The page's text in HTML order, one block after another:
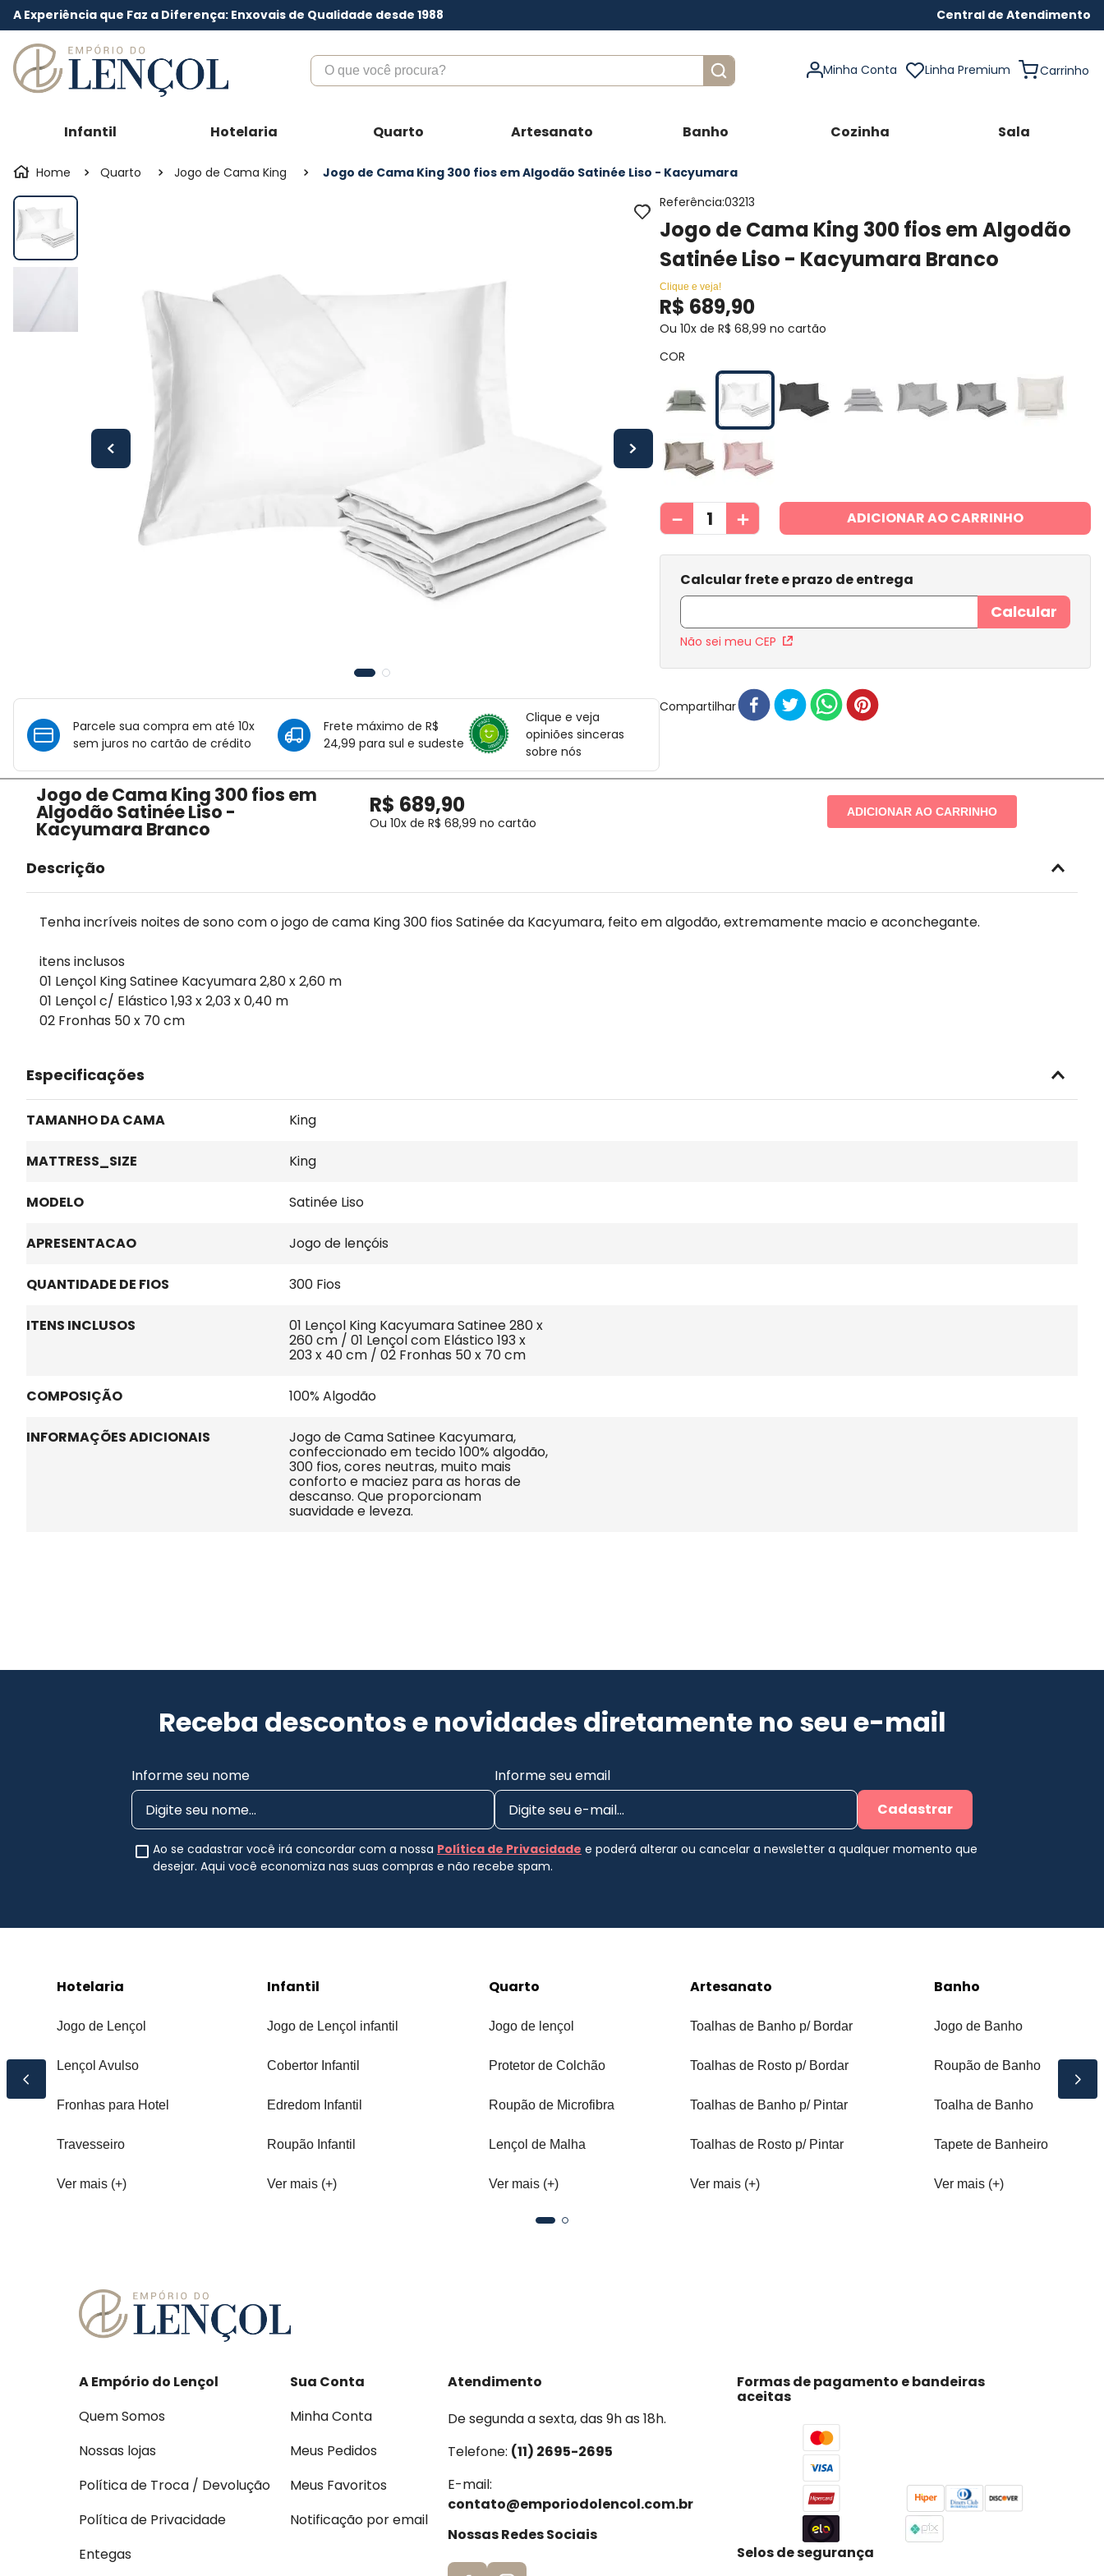
A Experiência que Faz a Diferença: Enxovais de Qualidade desde 1988 Central de Atendimento
O que você procura?
Minha Conta Linha Premium
Infantil Hotelaria Quarto Artesanato Banho Cozinha Sala
Quarto Jogo de Cama King Jogo de Cama King 300 fios em Algodão Satinée Liso - Kacyumara
Parcele sua compra em até 10x
sem juros no cartão de crédito
Frete máximo de R$
24,99 para sul e sudeste
Clique e veja
opiniões sinceras
sobre nós
Referência:03213
Jogo de Cama King 300 fios em Algodão
Satinée Liso - Kacyumara Branco
Clique e veja!
R$ 689,90
Ou10x deR$ 68,99 no cartão
COR
＋
－ ADICIONAR AO CARRINHO
Não sei meu CEP
Compartilhar
Jogo de Cama King 300 fios em
Algodão Satinée Liso -
Kacyumara Branco
R$ 689,90
Ou10x deR$ 68,99 no cartão
ADICIONAR AO CARRINHO
Descrição
Tenha incríveis noites de sono com o jogo de cama King 300 fios Satinée da Kacyumara, feito em algodão, extremamente macio e aconchegante.
itens inclusos
01 Lençol King Satinee Kacyumara 2,80 x 2,60 m
01 Lençol c/ Elástico 1,93 x 2,03 x 0,40 m
02 Fronhas 50 x 70 cm
Especificações
TAMANHO DA CAMA King
MATTRESS_SIZE King
MODELO Satinée Liso
APRESENTACAO Jogo de lençóis
QUANTIDADE DE FIOS 300 Fios
ITENS INCLUSOS 01 Lençol King Kacyumara Satinee 280 x
260 cm / 01 Lençol com Elástico 193 x
203 x 40 cm / 02 Fronhas 50 x 70 cm
COMPOSIÇÃO 100% Algodão
INFORMAÇÕES ADICIONAIS Jogo de Cama Satinee Kacyumara,
confeccionado em tecido 100% algodão,
300 fios, cores neutras, muito mais
conforto e maciez para as horas de
descanso. Que proporcionam
suavidade e leveza.
Receba descontos e novidades diretamente no seu e-mail
Informe seu nome
Informe seu email
Cadastrar
Ao se cadastrar você irá concordar com a nossa Política de Privacidade e poderá alterar ou cancelar a newsletter a qualquer momento que
desejar. Aqui você economiza nas suas compras e não recebe spam.
Hotelaria
Jogo de Lençol
Lençol Avulso
Fronhas para Hotel
Travesseiro
Ver mais (+)
Infantil
Jogo de Lençol infantil
Cobertor Infantil
Edredom Infantil
Roupão Infantil
Ver mais (+)
Quarto
Jogo de lençol
Protetor de Colchão
Roupão de Microfibra
Lençol de Malha
Ver mais (+)
Artesanato
Toalhas de Banho p/ Bordar
Toalhas de Rosto p/ Bordar
Toalhas de Banho p/ Pintar
Toalhas de Rosto p/ Pintar
Ver mais (+)
Banho
Jogo de Banho
Roupão de Banho
Toalha de Banho
Tapete de Banheiro
Ver mais (+)
A Empório do Lençol
Quem Somos
Nossas lojas
Política de Troca / Devolução
Política de Privacidade
Entegas
Sua Conta
Minha Conta
Meus Pedidos
Meus Favoritos
Notificação por email
Atendimento
De segunda a sexta, das 9h as 18h.
Telefone: (11) 2695-2695
E-mail:
contato@emporiodolencol.com.br
Nossas Redes Sociais
Formas de pagamento e bandeiras
aceitas
Selos de segurança